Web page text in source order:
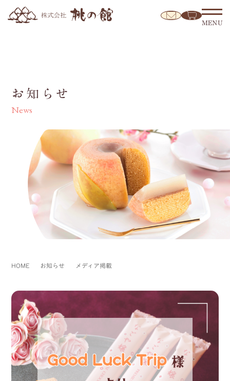
MENU
お知らせ
News
HOME お知らせ メディア掲載